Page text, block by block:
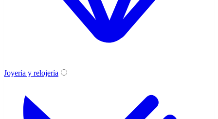
Joyería y relojería